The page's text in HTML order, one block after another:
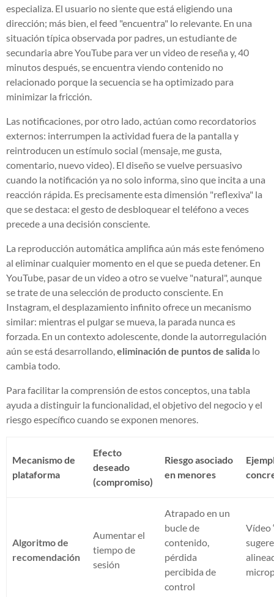
especializa. El usuario no siente que está eligiendo una
dirección; más bien, el feed "encuentra" lo relevante. En una
situación típica observada por padres, un estudiante de
secundaria abre YouTube para ver un video de reseña y, 40
minutos después, se encuentra viendo contenido no
relacionado porque la secuencia se ha optimizado para
minimizar la fricción.
Las notificaciones, por otro lado, actúan como recordatorios
externos: interrumpen la actividad fuera de la pantalla y
reintroducen un estímulo social (mensaje, me gusta,
comentario, nuevo video). El diseño se vuelve persuasivo
cuando la notificación ya no solo informa, sino que incita a una
reacción rápida. Es precisamente esta dimensión "reflexiva" la
que se destaca: el gesto de desbloquear el teléfono a veces
precede a una decisión consciente.
La reproducción automática amplifica aún más este fenómeno
al eliminar cualquier momento en el que se pueda detener. En
YouTube, pasar de un video a otro se vuelve "natural", aunque
se trate de una selección de producto consciente. En
Instagram, el desplazamiento infinito ofrece un mecanismo
similar: mientras el pulgar se mueva, la parada nunca es
forzada. En un contexto adolescente, donde la autorregulación
aún se está desarrollando, eliminación de puntos de salida lo
cambia todo.
Para facilitar la comprensión de estos conceptos, una tabla
ayuda a distinguir la funcionalidad, el objetivo del negocio y el
riesgo específico cuando se exponen menores.
Mecanismo de
plataforma
Efecto
deseado
(compromiso)
Riesgo asociado
en menores
Algoritmo de
recomendación
Aumentar el
tiempo de
sesión
Atrapado en un
bucle de
contenido,
pérdida
percibida de
control
Vídeo